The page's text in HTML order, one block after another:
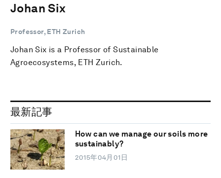
Johan Six
Professor, ETH Zurich
Johan Six is a Professor of Sustainable
Agroecosystems, ETH Zurich.
最新記事
How can we manage our soils more
sustainably?
2015年04月01日